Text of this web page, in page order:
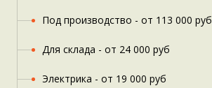
Под производство - от 113 000 руб
Для склада - от 24 000 руб
Электрика - от 19 000 руб